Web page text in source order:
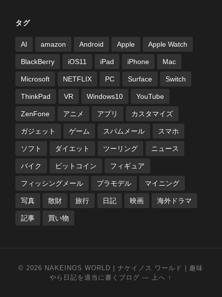
タグ
AI amazon Android Apple Apple Watch
BlackBerry iOS11 iPad iPhone Mac
Microsoft NETFLIX PC Surface Switch
ThinkPad VR Windows10 YouTube
ZenFone アニメ アプリ カスタマイズ
ガジェット ゲーム スパムメール スマホ
ソフト ダイエット ツーリング ニュース
バイク ビットコイン フィギュア
フィッシングメール プラモデル マイニング
写真 散財 旅行 日記 映画 海外ドラマ
記事 買い物
© 2026 NAKEINOS WORLD | ナケイノス ワールド | 趣味
やら日記を適当に書くブログ — 上へ ↑